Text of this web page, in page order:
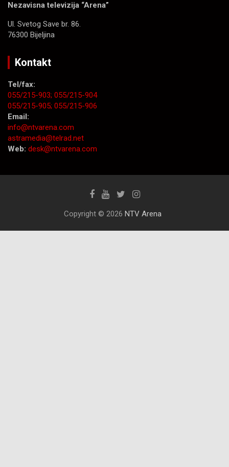
Nezavisna televizija “Arena”
Ul. Svetog Save br. 86.
76300 Bijeljina
Kontakt
Tel/fax:
055/215-903; 055/215-904
055/215-905; 055/215-906
Email:
info@ntvarena.com
astramedia@telrad.net
Web: desk@ntvarena.com
Copyright © 2026 NTV Arena